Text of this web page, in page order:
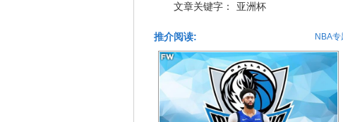
文章关键字： 亚洲杯
推介阅读: NBA专